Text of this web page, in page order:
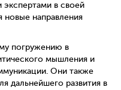
в своей
новые направления
погружению в
мышления и
Они также
дальнейшего развития в